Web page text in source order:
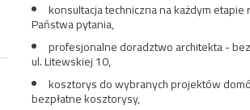
konsultacja techniczna na każdym
Państwa pytania,
profesjonalne doradztwo architekta -
ul. Litewskiej 10,
kosztorys do wybranych projektów
bezpłatne kosztorysy,